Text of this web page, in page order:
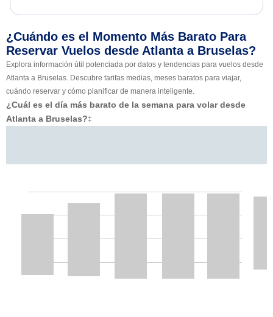
¿Cuándo es el Momento Más Barato Para
Reservar Vuelos desde Atlanta a Bruselas?
Explora información útil potenciada por datos y tendencias para vuelos desde
Atlanta a Bruselas. Descubre tarifas medias, meses baratos para viajar,
cuándo reservar y cómo planificar de manera inteligente.
¿Cuál es el día más barato de la semana para volar desde
Atlanta a Bruselas?‡